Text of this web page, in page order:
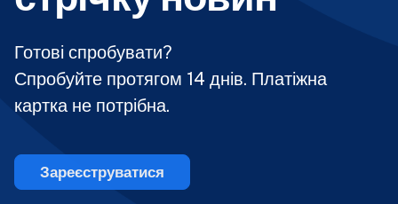
Готові спробувати?
Спробуйте протягом 14 днів. Платіжна
картка не потрібна.
Зареєструватися